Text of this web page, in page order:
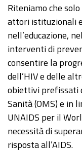
Riteniamo che
attori istituzionali
nell’educazione,
interventi di
consentire la
dell’HIV e delle
obiettivi prefissati
Sanità (OMS) e in
UNAIDS per il
necessità di
risposta all’AIDS.